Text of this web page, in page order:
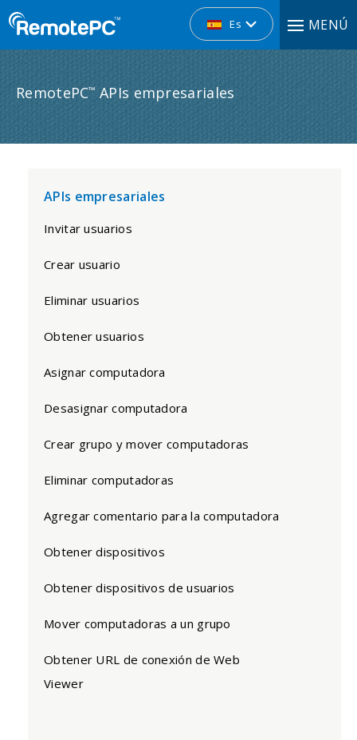
Es MENÚ
RemotePC™APIs empresariales
APIs empresariales
Invitar usuarios
Crear usuario
Eliminar usuarios
Obtener usuarios
Asignar computadora
Desasignar computadora
Crear grupo y mover computadoras
Eliminar computadoras
Agregar comentario para la computadora
Obtener dispositivos
Obtener dispositivos de usuarios
Mover computadoras a un grupo
Obtener URL de conexión de Web
Viewer